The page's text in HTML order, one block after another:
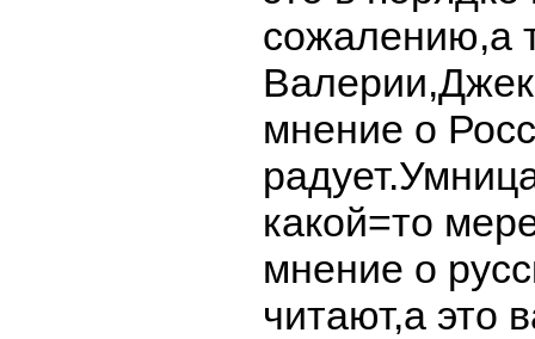
сожалению,а
мнение о
какой=то
мнение о
читают,а это